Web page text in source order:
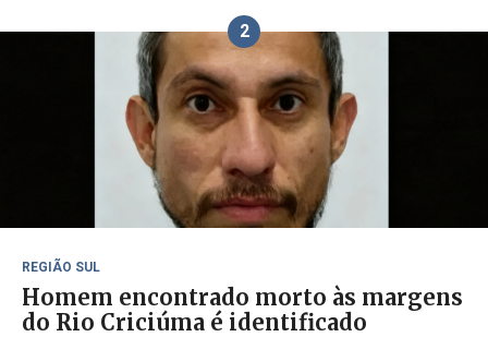
2
REGIÃO SUL
Homem encontrado morto às margens
do Rio Criciúma é identificado